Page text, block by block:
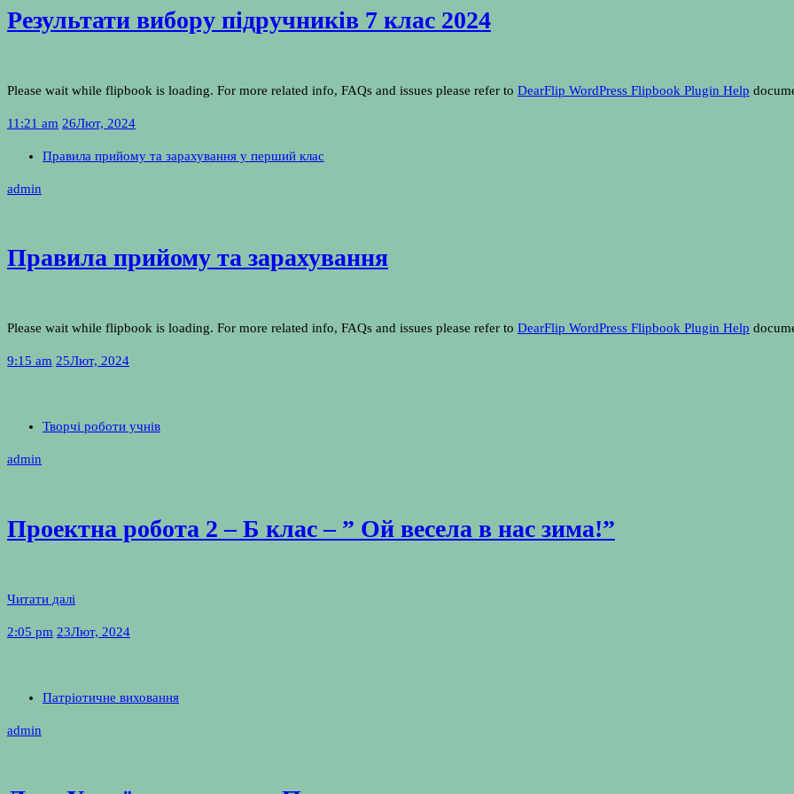
Результати вибору підручників 7 клас 2024
Please wait while flipbook is loading. For more related info, FAQs and issues please refer to DearFlip WordPress Flipbook Plugin Help
11:21 am 26Лют, 2024
Правила прийому та зарахування у перший клас
admin
Правила прийому та зарахування
Please wait while flipbook is loading. For more related info, FAQs and issues please refer to DearFlip WordPress Flipbook Plugin Help
9:15 am 25Лют, 2024
Творчі роботи учнів
admin
Проектна робота 2 – Б клас – ” Ой весела в нас зима!”
Читати далі
2:05 pm 23Лют, 2024
Патріотичне виховання
admin